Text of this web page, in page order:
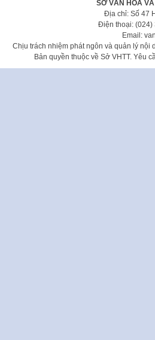
SỞ VĂN HÓA
Địa chỉ: Số 47
Điện thoại: (024)
Email:
Chịu trách nhiệm phát ngôn và quản lý nội
Bản quyền thuộc về Sở VHTT. Yêu